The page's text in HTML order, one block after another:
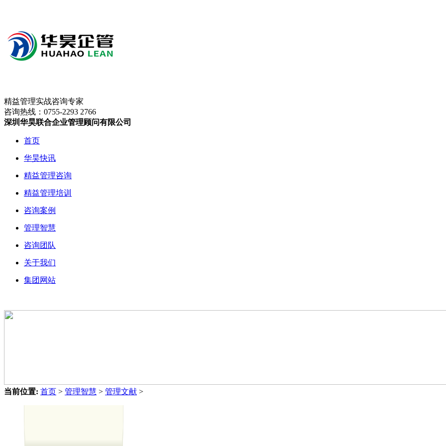
精益管理实战咨询专家
咨询热线： 0755-2293 2766
深圳华昊联合企业管理顾问有限公司
首页
华昊快讯
精益管理咨询
精益管理培训
咨询案例
管理智慧
咨询团队
关于我们
集团网站
当前位置: 首页 > 管理智慧 > 管理文献 >